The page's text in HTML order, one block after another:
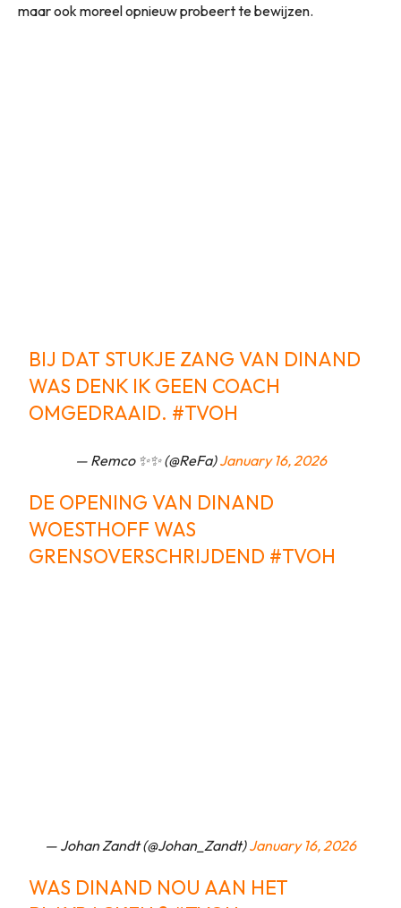
maar ook moreel opnieuw probeert te bewijzen.
BIJ DAT STUKJE ZANG VAN DINAND
WAS DENK IK GEEN COACH
OMGEDRAAID. #TVOH
— Remco ✨✨ (@ReFa)January 16, 2026
DE OPENING VAN DINAND
WOESTHOFF WAS
GRENSOVERSCHRIJDEND #TVOH
— Johan Zandt (@Johan_Zandt)January 16, 2026
WAS DINAND NOU AAN HET